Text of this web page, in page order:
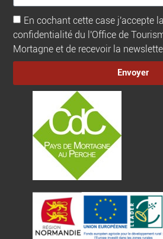
En cochant cette case j'accepte
confidentialité du l'Office de
Mortagne et de recevoir la
Envoyer